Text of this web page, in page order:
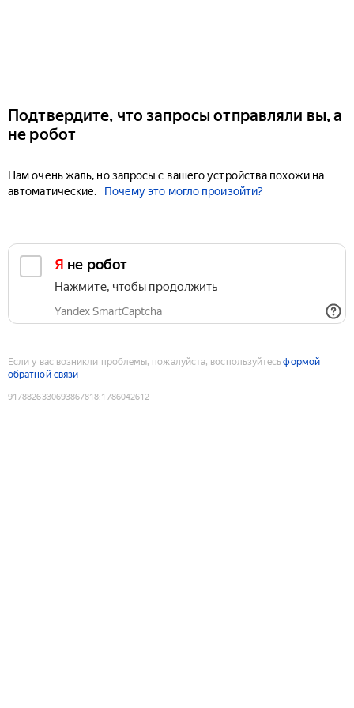
Подтвердите, что запросы отправляли вы, а
не робот
Нам очень жаль, но запросы с вашего устройства похожи на
автоматические.
Почему это могло произойти?
Я не робот
Нажмите, чтобы продолжить
Yandex SmartCaptcha
Если у вас возникли проблемы, пожалуйста, воспользуйтесьформой
обратной связи
9178826330693867818:1786042612